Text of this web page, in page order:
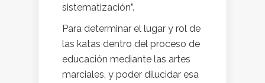
sistematización”.
Para determinar el lugar y rol de
las katas dentro del proceso de
educación mediante las artes
marciales, y poder dilucidar esa